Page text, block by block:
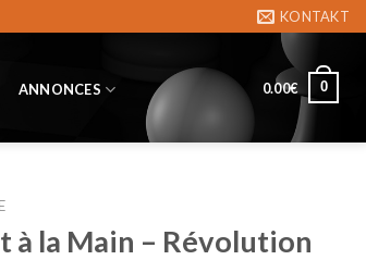
KONTAKT
ANNONCES 0.00€ 0
à la Main – Révolution